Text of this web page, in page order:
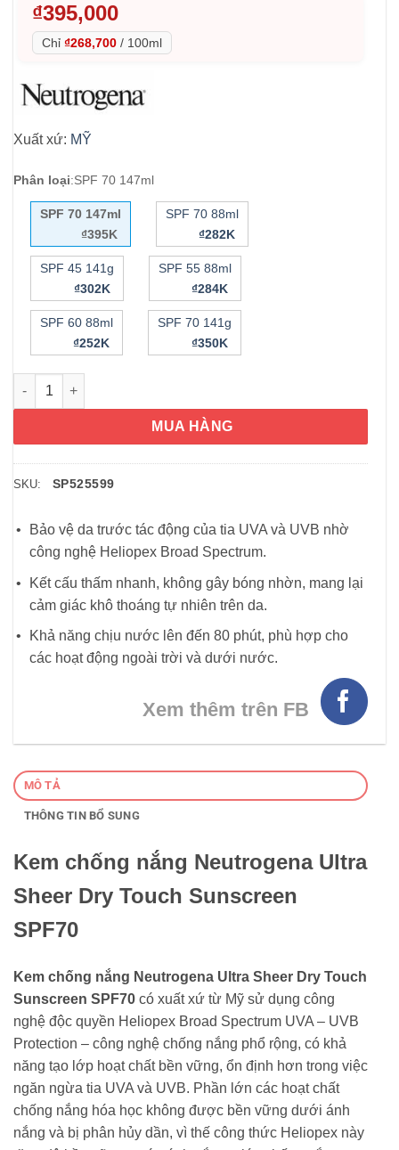
₫395,000
Chỉ ₫268,700 / 100ml
Xuất xứ: MỸ
Phân loại:SPF 70 147ml
SPF 70 147ml
₫395K
SPF 70 88ml
₫282K
SPF 45 141g
₫302K
SPF 55 88ml
₫284K
SPF 60 88ml
₫252K
SPF 70 141g
₫350K
Kem chống nắng Neutrogena Ultra Sheer Dry Touch
MUA HÀNG
SKU: SP525599
Bảo vệ da trước tác động của tia UVA và UVB nhờ
công nghệ Heliopex Broad Spectrum.
Kết cấu thấm nhanh, không gây bóng nhờn, mang lại
cảm giác khô thoáng tự nhiên trên da.
Khả năng chịu nước lên đến 80 phút, phù hợp cho
các hoạt động ngoài trời và dưới nước.
Xem thêm trên FB
MÔ TẢ
THÔNG TIN BỔ SUNG
Kem chống nắng Neutrogena Ultra
Sheer Dry Touch Sunscreen
SPF70
Kem chống nắng Neutrogena Ultra Sheer Dry Touch
Sunscreen SPF70 có xuất xứ từ Mỹ sử dụng công
nghệ độc quyền Heliopex Broad Spectrum UVA – UVB
Protection – công nghệ chống nắng phổ rộng, có khả
năng tạo lớp hoạt chất bền vững, ổn định hơn trong việc
ngăn ngừa tia UVA và UVB. Phần lớn các hoạt chất
chống nắng hóa học không được bền vững dưới ánh
nắng và bị phân hủy dần, vì thế công thức Heliopex này